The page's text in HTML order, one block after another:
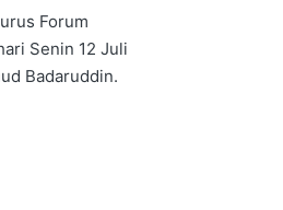
Forum
Senin 12 Juli
Badaruddin.